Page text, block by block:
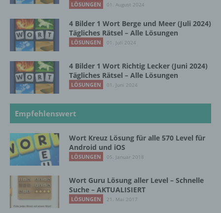
LÖSUNGEN 01. August 2024
4 Bilder 1 Wort Berge und Meer (Juli 2024)
Tägliches Rätsel – Alle Lösungen
LÖSUNGEN 01. Juli 2024
4 Bilder 1 Wort Richtig Lecker (Juni 2024)
Tägliches Rätsel – Alle Lösungen
LÖSUNGEN 01. Juni 2024
Empfehlenswert
Wort Kreuz Lösung für alle 570 Level für
Android und iOS
LÖSUNGEN 05. Januar 2018
Wort Guru Lösung aller Level – Schnelle
Suche – AKTUALISIERT
LÖSUNGEN 21. Mai 2017
personenbezogener Daten in einer Weise,
auf welche die personenbezogenen Daten
ohne Hinzuziehung zusätzlicher
Informationen nicht mehr einer spezifischen
betroffenen Person zugeordnet werden
können, sofern diese zusätzlichen
Informationen gesondert aufbewahrt werden
und technischen und organisatorischen
Maßnahmen unterliegen, die gewährleisten,
dass die personenbezogenen Daten nicht
einer identifizierten oder identifizierbaren
natürlichen Person zugewiesen werden.
g) Verantwortlicher oder für die Verarbeitung
Verantwortlicher oder für die Verarbeitung
Verantwortlicher ist die natürliche oder